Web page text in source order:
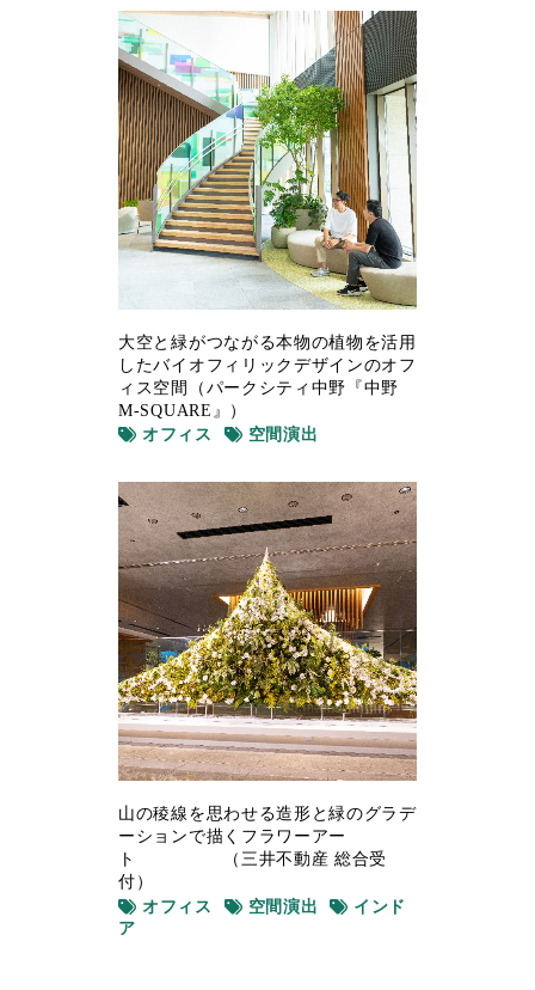
大空と緑がつながる本物の植物を活用
したバイオフィリックデザインのオフ
ィス空間（パークシティ中野『中野
M-SQUARE』）
オフィス
空間演出
山の稜線を思わせる造形と緑のグラデ
ーションで描くフラワーアー
ト （三井不動産 総合受
付）
オフィス
空間演出
インド
ア